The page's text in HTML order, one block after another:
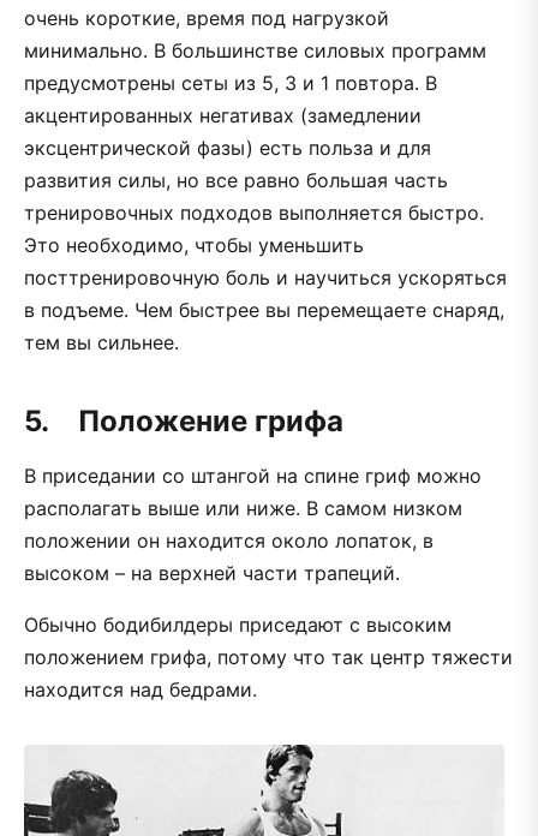
очень короткие, время под нагрузкой
минимально. В большинстве силовых программ
предусмотрены сеты из 5, 3 и 1 повтора. В
акцентированных негативах (замедлении
эксцентрической фазы) есть польза и для
развития силы, но все равно большая часть
тренировочных подходов выполняется быстро.
Это необходимо, чтобы уменьшить
посттренировочную боль и научиться ускоряться
в подъеме. Чем быстрее вы перемещаете снаряд,
тем вы сильнее.
5. Положение грифа
В приседании со штангой на спине гриф можно
располагать выше или ниже. В самом низком
положении он находится около лопаток, в
высоком – на верхней части трапеций.
Обычно бодибилдеры приседают с высоким
положением грифа, потому что так центр тяжести
находится над бедрами.